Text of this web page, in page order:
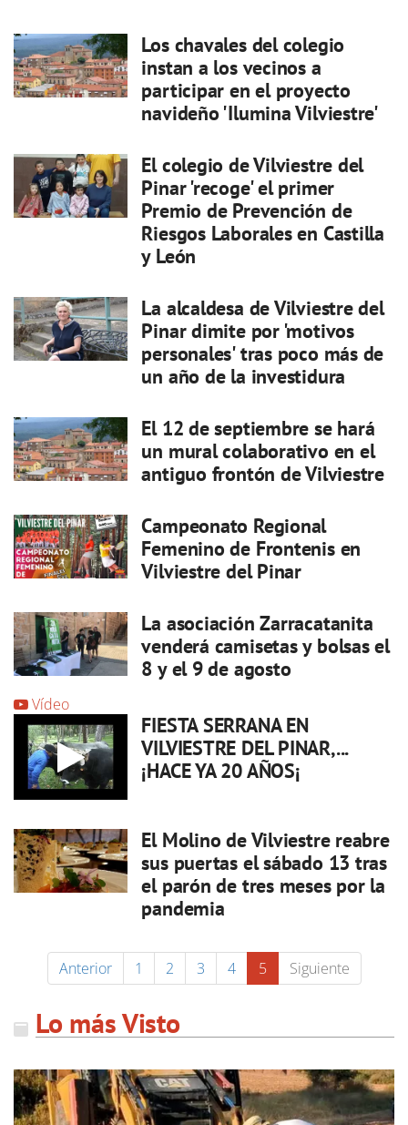
Los chavales del colegio
instan a los vecinos a
participar en el proyecto
navideño 'Ilumina Vilviestre'
El colegio de Vilviestre del
Pinar 'recoge' el primer
Premio de Prevención de
Riesgos Laborales en Castilla
y León
La alcaldesa de Vilviestre del
Pinar dimite por 'motivos
personales' tras poco más de
un año de la investidura
El 12 de septiembre se hará
un mural colaborativo en el
antiguo frontón de Vilviestre
Campeonato Regional
Femenino de Frontenis en
Vilviestre del Pinar
La asociación Zarracatanita
venderá camisetas y bolsas el
8 y el 9 de agosto
Vídeo
FIESTA SERRANA EN
VILVIESTRE DEL PINAR,...
¡HACE YA 20 AÑOS¡
El Molino de Vilviestre reabre
sus puertas el sábado 13 tras
el parón de tres meses por la
pandemia
Anterior 1 2 3 4 5 Siguiente
Lo más Visto